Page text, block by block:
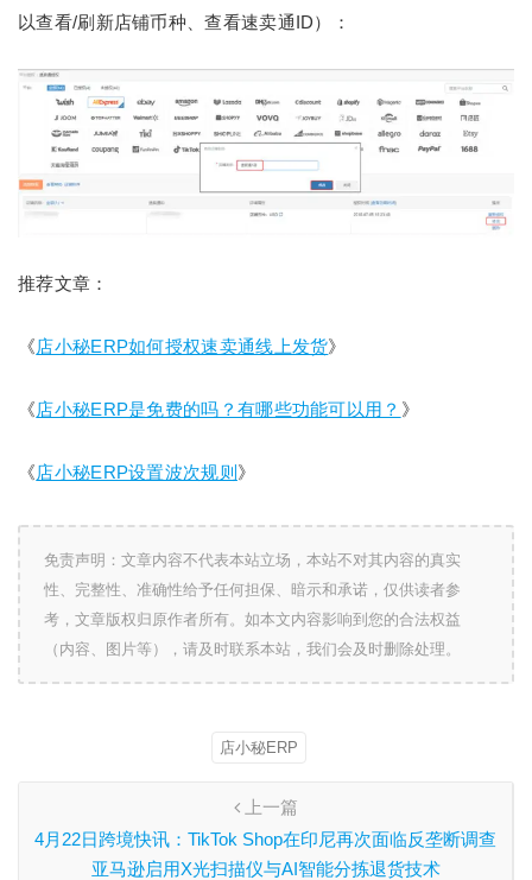
以查看/刷新店铺币种、查看速卖通ID）：
推荐文章：
《店小秘ERP如何授权速卖通线上发货》
《店小秘ERP是免费的吗？有哪些功能可以用？ 》
《店小秘ERP设置波次规则 》
免责声明：文章内容不代表本站立场，本站不对其内容的真实
性、完整性、准确性给予任何担保、暗示和承诺，仅供读者参
考，文章版权归原作者所有。如本文内容影响到您的合法权益
（内容、图片等），请及时联系本站，我们会及时删除处理。
店小秘ERP
上一篇
4月22日跨境快讯：TikTok Shop在印尼再次面临反垄断调查
亚马逊启用X光扫描仪与AI智能分拣退货技术